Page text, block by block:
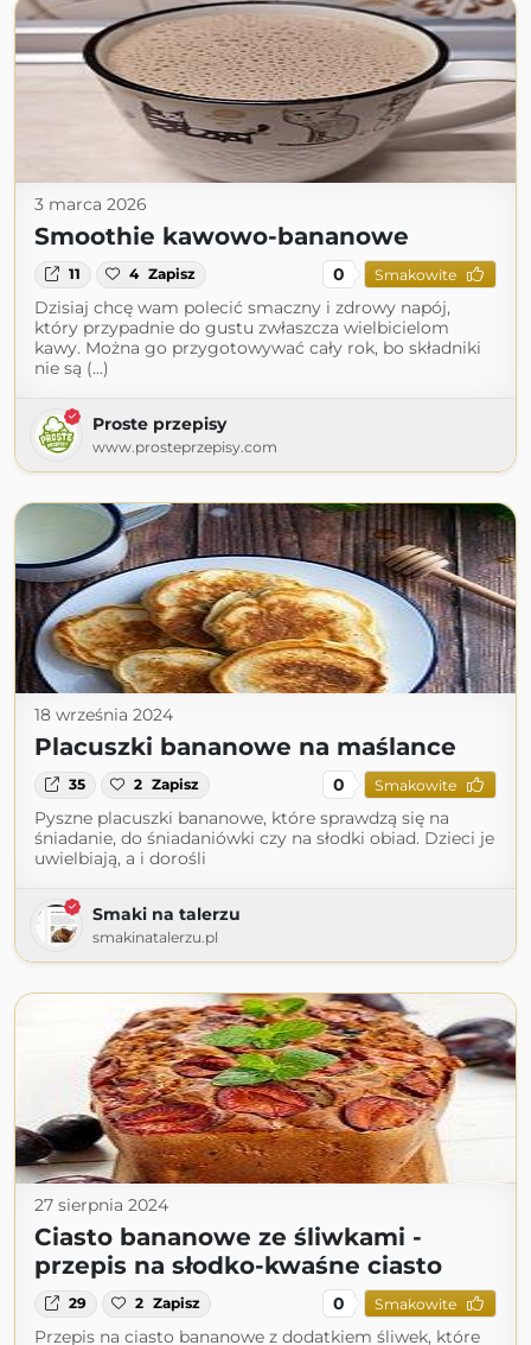
3 marca 2026
Smoothie kawowo-bananowe
11 4 Zapisz 0 Smakowite
Dzisiaj chcę wam polecić smaczny i zdrowy napój,
który przypadnie do gustu zwłaszcza wielbicielom
kawy. Można go przygotowywać cały rok, bo składniki
nie są (...)
Proste przepisy
www.prosteprzepisy.com
18 września 2024
Placuszki bananowe na maślance
35 2 Zapisz 0 Smakowite
Pyszne placuszki bananowe, które sprawdzą się na
śniadanie, do śniadaniówki czy na słodki obiad. Dzieci je
uwielbiają, a i dorośli
Smaki na talerzu
smakinatalerzu.pl
27 sierpnia 2024
Ciasto bananowe ze śliwkami -
przepis na słodko-kwaśne ciasto
29 2 Zapisz 0 Smakowite
Przepis na ciasto bananowe z dodatkiem śliwek, które